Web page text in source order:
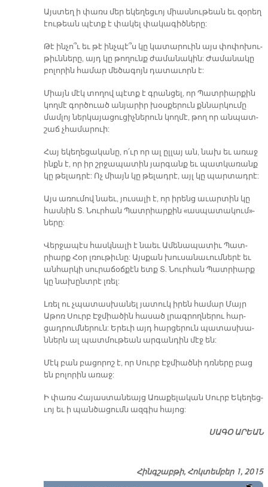
Այս­տեղ ի փառս մեր ե­կե­ղեց­ւոյ միաս­նու­թեան եւ զօ­րեղ
էու­թեան պէտք է փա­կել փա­կա­գի­ծնե­րը:
Թէ ին­չո՞ւ եւ թէ ինչ­պէ՞ս կը կա­տա­րուին այս փո­փո­խու­
թիւն­նե­րը, այդ կը թո­ղունք ժա­մա­նա­կին: Ժա­մա­նա­կը
բո­լո­րին հա­մար մե­ծա­գոյն դա­տա­ւորն է:
Միայն մէկ տո­ղով պէտք է գրան­ցել, որ Պատ­րիար­քին
կող­մէ գոր­ծուած ան­յա­րիր խօս­քե­րուն քննար­կու­մը
մամ­լոյ ներ­կա­յա­ցու­ցիչ­նե­րուն կող­մէ, թող որ ան­պատ­
շաճ չհա­մա­րուի:
Հայ ե­կե­ղե­ցա­կա­նը, ո՛ւր որ ալ ըլ­լայ ան, նախ եւ ա­ռաջ
ինքն է, որ իր շրջա­պա­տին յար­գանք եւ պատ­կա­ռանք
կը թե­լադ­րէ: Ոչ միայն կը թե­լադ­րէ, այլ կը պար­տադ­րէ:
Այս ա­ռու­մով նաեւ, յու­սա­լի է, որ ի­րենց ա­ւար­տին կը
հաս­նին Տ. Նուր­հան Պատ­րիար­քին «աս­պա­տա­կու­մ»­
նե­րը:
Վեր­ջա­պէս հասկ­նա­լի է նաեւ Ա­մե­նա­պա­տիւ Պատ­
րիարք Հօր լռու­թիւ­նը: Այս­քան խու­սա­նա­ւում­նե­րէ եւ
ան­հար­կի սու­րա­ճօճ­քէն ետք Տ. Նուր­հան Պատ­րիարք
կը նա­խընտ­րէ լռել:
Լռել ու չպա­տաս­խա­նել յա­տուկ ի­րեն հա­մար Մայր
Աթոռ Սուրբ Էջ­միա­ծին հա­սած լրագ­րող­նե­րու հար­
ցադ­րում­նե­րուն: Ե­րե­ւի այդ հար­ցե­րուն պա­տաս­խա­
ններն ալ պատ­մու­թեան ար­գան­դին մէջ են:
Մէկ բան բա­ցո­րոշ է, որ Սուրբ Էջ­միած­նի դռնե­րը բաց
են բո­լո­րին ա­ռաջ:
Ի փառս Հա­յաս­տա­նեայց Ա­ռա­քե­լա­կան Սուրբ Ե­կե­ղեց­
ւոյ եւ ի պան­ծա­ցումն ազ­գիս հա­յոց:
ՍԱ­ԳՕ Ա­ՐԵԱՆ
Հինգշաբթի, Հոկտեմբեր 1, 2015